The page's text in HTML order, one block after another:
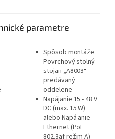
parametre
Spôsob montáže
Povrchový stolný
stojan „A8003“
predávaný
oddelene
Napájanie 15 - 48 V
DC (max. 15 W)
alebo Napájanie
Ethernet (PoE
802.3af režim A)